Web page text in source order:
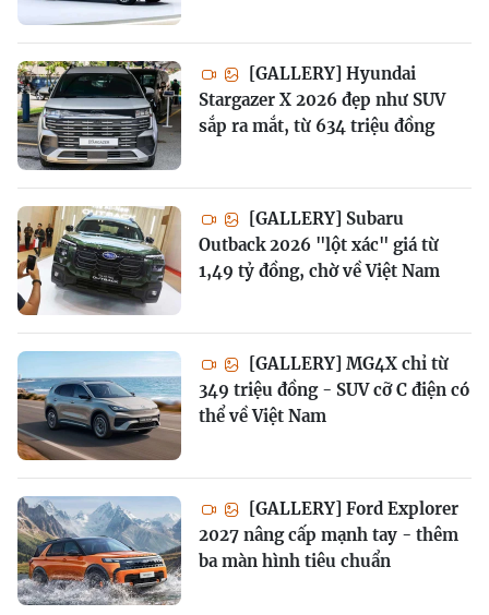
[GALLERY] Hyundai
Stargazer X 2026 đẹp như SUV
sắp ra mắt, từ 634 triệu đồng
[GALLERY] Subaru
Outback 2026 "lột xác" giá từ
1,49 tỷ đồng, chờ về Việt Nam
[GALLERY] MG4X chỉ từ
349 triệu đồng - SUV cỡ C điện có
thể về Việt Nam
[GALLERY] Ford Explorer
2027 nâng cấp mạnh tay - thêm
ba màn hình tiêu chuẩn